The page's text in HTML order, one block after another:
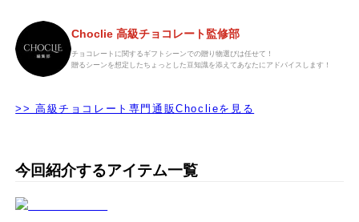
Choclie 高級チョコレート監修部
チョコレートに関するギフトシーンでの贈り物選びは任せて！
贈るシーンを想定したちょっとした豆知識を添えてあなたにアドバイスします！
>> 高級チョコレート専門通販Choclieを見る
今回紹介するアイテム一覧